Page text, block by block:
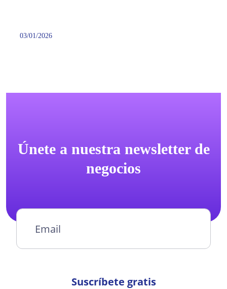
03/01/2026
Únete a nuestra newsletter de
negocios
Suscríbete gratis